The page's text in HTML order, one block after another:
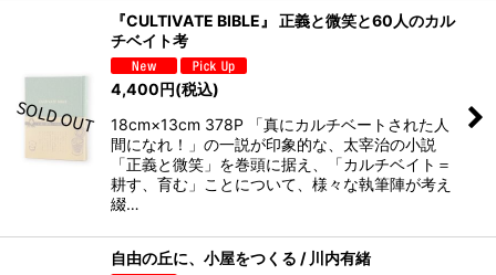
『CULTIVATE BIBLE』 正義と微笑と60人のカル
チベイト考
4,400円(税込)
18cm×13cm 378P 「真にカルチベートされた人
間になれ！」の一説が印象的な、太宰治の小説
「正義と微笑」を巻頭に据え、「カルチベイト＝
耕す、育む」ことについて、様々な執筆陣が考え
綴…
自由の丘に、小屋をつくる / 川内有緒